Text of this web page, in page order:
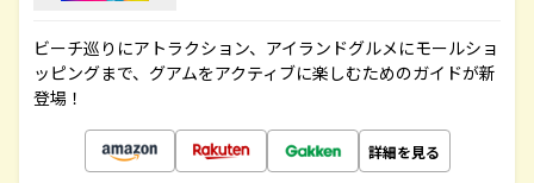
ビーチ巡りにアトラクション、アイランドグルメにモールショ
ッピングまで、グアムをアクティブに楽しむためのガイドが新
登場！
詳細を見る